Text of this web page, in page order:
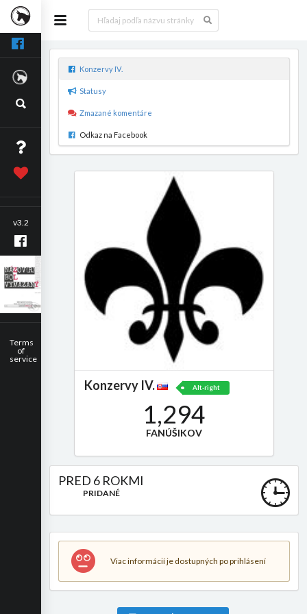
v3.2
Terms
of
service
Konzervy IV.
Statusy
Zmazané komentáre
Odkaz na Facebook
Konzervy IV. Alt-right
1,294
FANÚŠIKOV
PRED 6 ROKMI
PRIDANÉ
Viac informácií je dostupných po prihlásení